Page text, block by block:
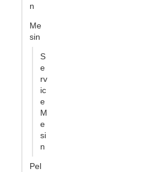
n
Me
sin
S
e
rv
ic
e
M
e
si
n
Pel